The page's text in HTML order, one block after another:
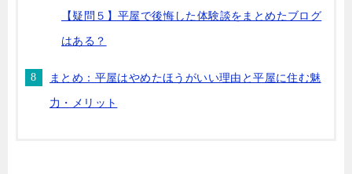
【疑問５】平屋で後悔した体験談をまとめたブログ
はある？
まとめ：平屋はやめたほうがいい理由と平屋に住む魅
力・メリット